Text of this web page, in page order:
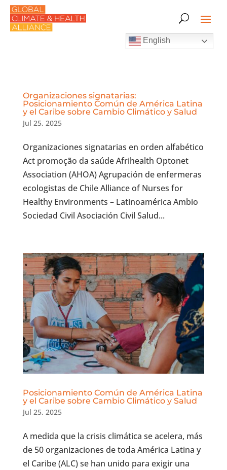
English
Organizaciones signatarias:
Posicionamiento Común de América Latina
y el Caribe sobre Cambio Climático y Salud
Jul 25, 2025
Organizaciones signatarias en orden alfabético
Act promoção da saúde Afrihealth Optonet
Association (AHOA) Agrupación de enfermeras
ecologistas de Chile Alliance of Nurses for
Healthy Environments – Latinoamérica Ambio
Sociedad Civil Asociación Civil Salud...
Posicionamiento Común de América Latina
y el Caribe sobre Cambio Climático y Salud
Jul 25, 2025
A medida que la crisis climática se acelera, más
de 50 organizaciones de toda América Latina y
el Caribe (ALC) se han unido para exigir una